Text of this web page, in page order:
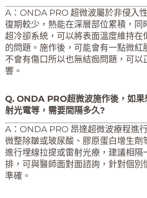
A：ONDA PRO 超微波屬於非侵入
復期較少，熱能在深層部位累積，
超冷卻系統，可以將表面溫度維持在
的問題。施作後，可能會有一點微紅
不會有傷口所以也無結痂問題，可以
響。
Q. ONDA PRO超微波施作後，如果
射光電等，需要間隔多久?
A：ONDA PRO 昂達超微波療程進
微整除皺或玻尿酸、膠原蛋白增生劑
進行埋線拉提或雷射光療，建議相隔
排，可與醫師面對面諮詢，針對個別
準確。